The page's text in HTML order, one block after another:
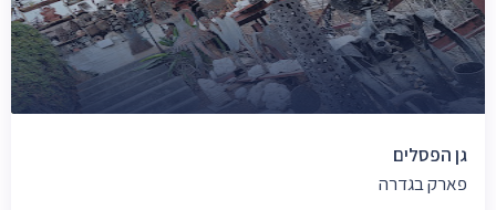
גן הפסלים
פארק בגדרה